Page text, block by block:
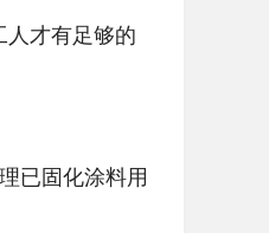
才有足够的
已固化涂料用